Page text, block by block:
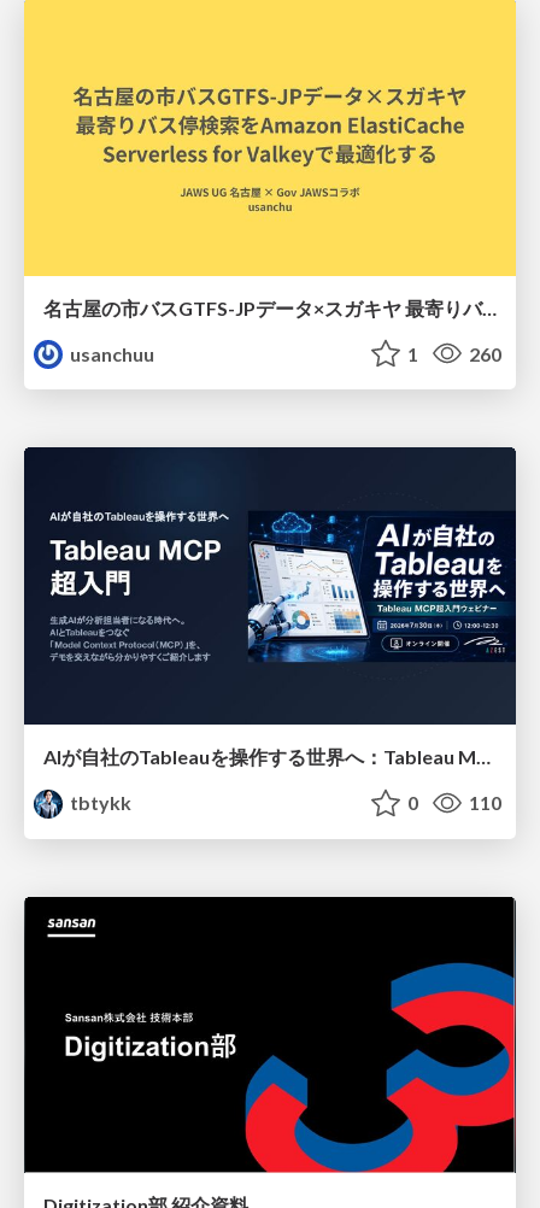
名古屋の市バスGTFS-JPデータ×スガキヤ 最寄りバス停検索をAmazon ElastiCache Serverless for Valkeyで最適化する
usanchuu
1 260
AIが自社のTableauを操作する世界へ：Tableau MCP超入門
tbtykk
0 110